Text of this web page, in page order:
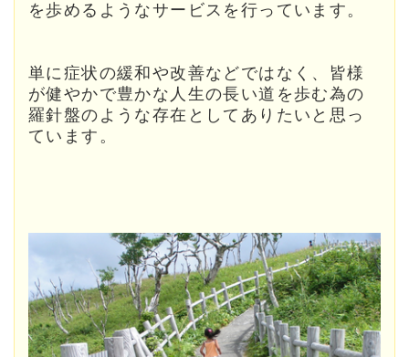
を歩めるようなサービスを行っています。
単に症状の緩和や改善などではなく、皆様
が健やかで豊かな人生の長い道を歩む為の
羅針盤のような存在としてありたいと思っ
ています。